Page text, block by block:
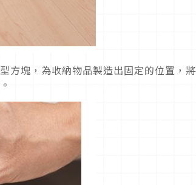
方塊，為收納物品製造出固定的位置，將